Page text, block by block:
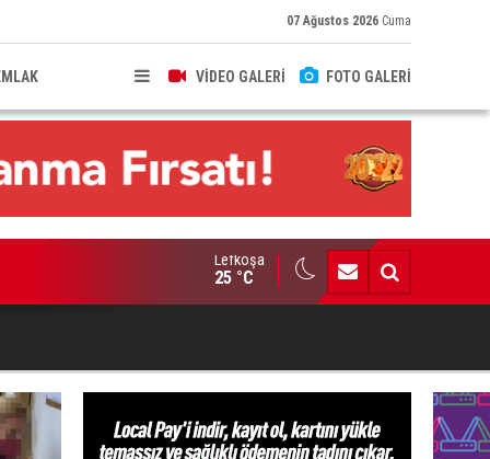
07 Ağustos 2026 Cuma
VİDEO GALERİ FOTO GALERİ
Lefkoşa
25 °C